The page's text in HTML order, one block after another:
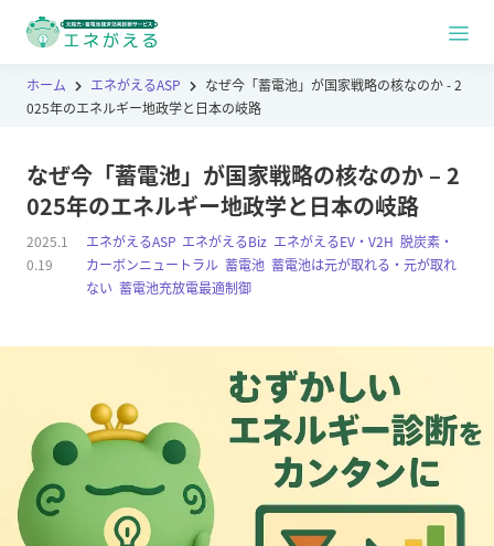
ホーム エネがえるASP
なぜ今「蓄電池」が国家戦略の核なのか - 2
025年のエネルギー地政学と日本の岐路
なぜ今「蓄電池」が国家戦略の核なのか – 2
025年のエネルギー地政学と日本の岐路
エネがえるASP エネがえるBiz エネがえるEV・V2H ,脱炭素・
カーボンニュートラル ,蓄電池 ,蓄電池は元が取れる・元が取れ
ない ,蓄電池充放電最適制御
2025.1
0.19